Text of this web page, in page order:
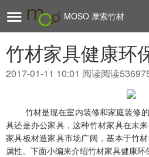
 MOSO 摩索竹材
竹材家具健康环
2017-01-11 10:01 阅读阅读
竹材是现在室内装修和家庭装修的
具还是办公家具，这种竹材家具在未
家具板材造家具市场广阔，基本于竹
属性。下面小编来介绍竹材家具健康环